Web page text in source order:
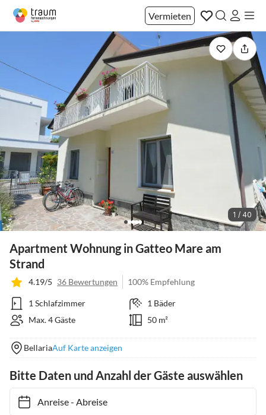
Vermieten
1 / 40
Apartment Wohnung in Gatteo Mare am
Strand
4.19/5 36 Bewertungen 100% Empfehlung
1 Schlafzimmer
1 Bäder
Max. 4 Gäste
50 m²
BellariaAuf Karte anzeigen
Bitte Daten und Anzahl der Gäste auswählen
Anreise- Abreise